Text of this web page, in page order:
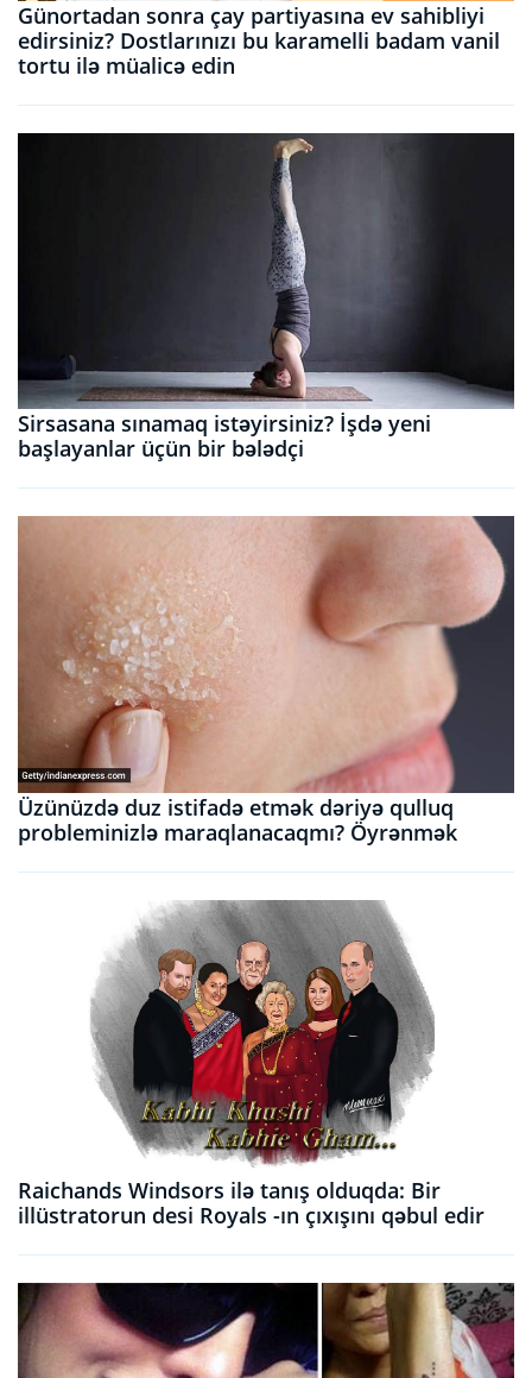
Günortadan sonra çay partiyasına ev sahibliyi
edirsiniz? Dostlarınızı bu karamelli badam vanil
tortu ilə müalicə edin
Sirsasana sınamaq istəyirsiniz? İşdə yeni
başlayanlar üçün bir bələdçi
Üzünüzdə duz istifadə etmək dəriyə qulluq
probleminizlə maraqlanacaqmı? Öyrənmək
Raichands Windsors ilə tanış olduqda: Bir
illüstratorun desi Royals -ın çıxışını qəbul edir